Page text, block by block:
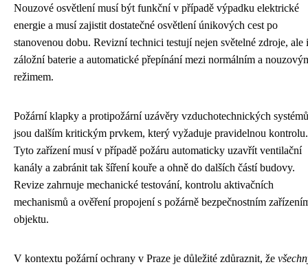
Nouzové osvětlení musí být funkční v případě výpadku elektrické
energie a musí zajistit dostatečné osvětlení únikových cest po
stanovenou dobu. Revizní technici testují nejen světelné zdroje, ale i
záložní baterie a automatické přepínání mezi normálním a
režimem.
Požární klapky a protipožární uzávěry vzduchotechnických systémů
jsou dalším kritickým prvkem, který vyžaduje pravidelnou kontrolu.
Tyto zařízení musí v případě požáru automaticky uzavřít ventilační
kanály a zabránit tak šíření kouře a ohně do dalších částí budovy.
Revize zahrnuje mechanické testování, kontrolu aktivačních
mechanismů a ověření propojení s požárně bezpečnostním
objektu.
V kontextu požární ochrany v Praze je důležité zdůraznit, že